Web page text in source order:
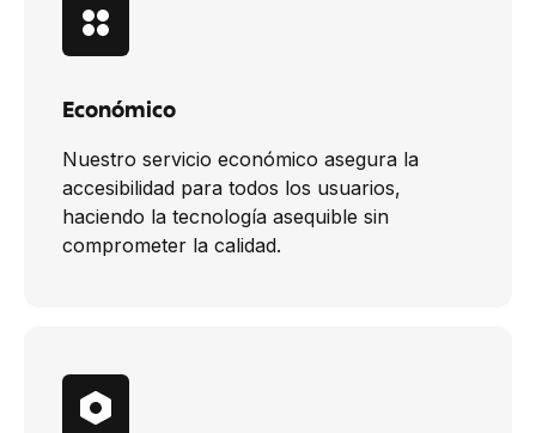
Económico
Nuestro servicio económico asegura la
accesibilidad para todos los usuarios,
haciendo la tecnología asequible sin
comprometer la calidad.